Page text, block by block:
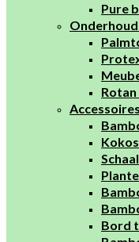
Pure
Accessoires
Bord